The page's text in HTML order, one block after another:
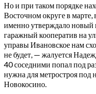
Но и при таком порядке
Восточном округе в марте,
именно утверждало новый
гаражный кооператив на
управы Ивановское нам
не будет, — жалуется
40 соседними попал под
нужна для метростроя
Новокосино.